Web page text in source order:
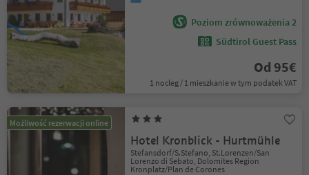
Poziom zrównoważenia 2
Südtirol Guest Pass
Od 95€
1 nocleg / 1 mieszkanie w tym podatek VAT
Możliwość rezerwacji online
Hotel Kronblick - Hurtmühle
Stefansdorf/S.Stefano, St.Lorenzen/San
Lorenzo di Sebato, Dolomites Region
Kronplatz/Plan de Corones